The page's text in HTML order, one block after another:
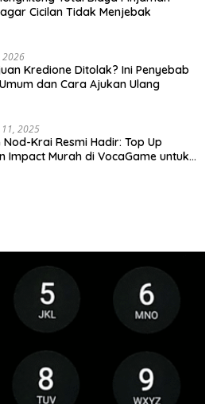
Cicilan Tidak Menjebak
2026
Kredione Ditolak? Ini Penyebab
dan Cara Ajukan Ulang
2025
Nod-Krai Resmi Hadir: Top Up
Impact Murah di VocaGame untuk